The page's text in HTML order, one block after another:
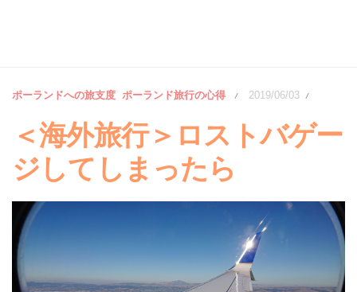
ポーランドへの旅支度 ポーランド旅行の心得 / 2019/06/03 /
＜海外旅行＞ロストバゲー
ジしてしまったら